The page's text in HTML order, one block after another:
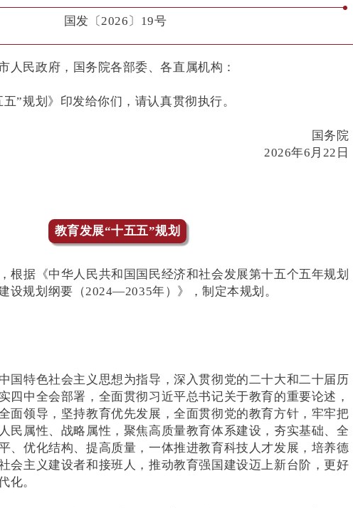
国发〔2026〕19号
人民政府，国务院各部委、各直属机构：
”规划》印发给你们，请认真贯彻执行。
国务院
2026年6月22日
教育发展“十五五”规划
根据《中华人民共和国国民经济和社会发展第十五个五年规划
设规划纲要（2024—2035年）》，制定本规划。
国特色社会主义思想为指导，深入贯彻党的二十大和二十届历
四中全会部署，全面贯彻习近平总书记关于教育的重要论述，
面领导，坚持教育优先发展，全面贯彻党的教育方针，牢牢把
民属性、战略属性，聚焦高质量教育体系建设，夯实基础、全
、优化结构、提高质量，一体推进教育科技人才发展，培养德
会主义建设者和接班人，推动教育强国建设迈上新台阶，更好
化。